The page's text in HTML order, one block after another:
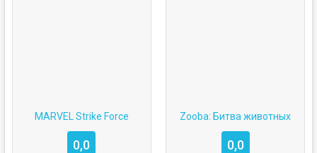
MARVEL Strike Force
0,0
Zooba: Битва животных
0,0